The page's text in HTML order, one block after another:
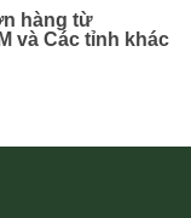
hàng từ
và Các tỉnh khác